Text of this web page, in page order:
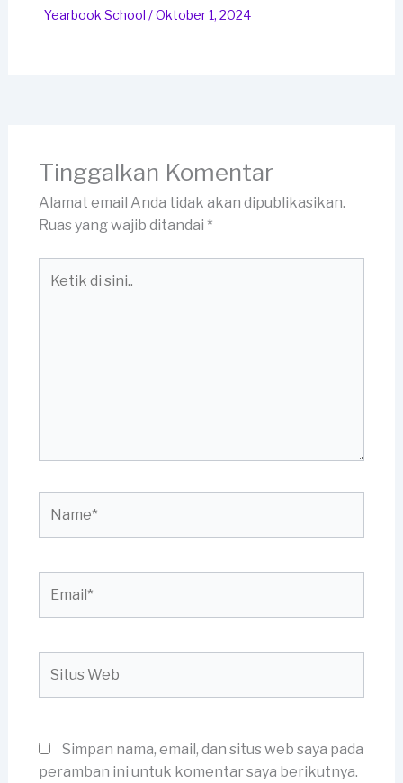
Yearbook School /Oktober 1, 2024
Tinggalkan Komentar
Alamat email Anda tidak akan dipublikasikan.
Ruas yang wajib ditandai *
Web
Simpan nama, email, dan situs web saya pada
peramban ini untuk komentar saya berikutnya.